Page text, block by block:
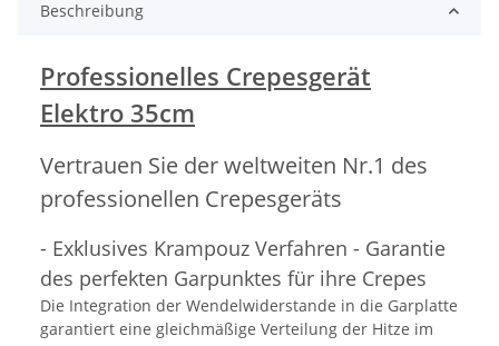
Beschreibung
Professionelles Crepesgerät
Elektro 35cm
Vertrauen Sie der weltweiten Nr.1 des
professionellen Crepesgeräts
- Exklusives Krampouz Verfahren - Garantie
des perfekten Garpunktes für ihre Crepes
Die Integration der Wendelwiderstande in die Garplatte
garantiert eine gleichmäßige Verteilung der Hitze im